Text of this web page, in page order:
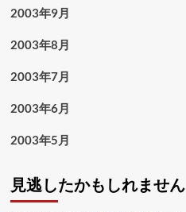
2003年9月
2003年8月
2003年7月
2003年6月
2003年5月
見逃したかもしれません